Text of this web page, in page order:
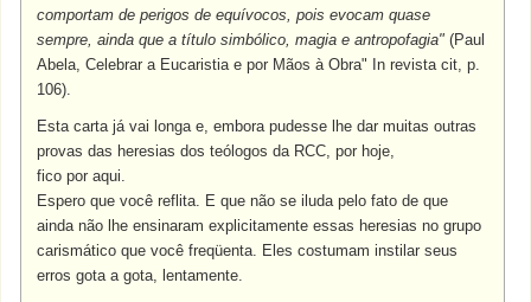
comportam de perigos de equívocos, pois evocam quase
sempre, ainda que a título simbólico, magia e antropofagia" (Paul
Abela, Celebrar a Eucaristia e por Mãos à Obra" In revista cit, p.
106).
Esta carta já vai longa e, embora pudesse lhe dar muitas outras
provas das heresias dos teólogos da RCC, por hoje,
fico por aqui.
Espero que você reflita. E que não se iluda pelo fato de que
ainda não lhe ensinaram explicitamente essas heresias no grupo
carismático que você freqüenta. Eles costumam instilar seus
erros gota a gota, lentamente.